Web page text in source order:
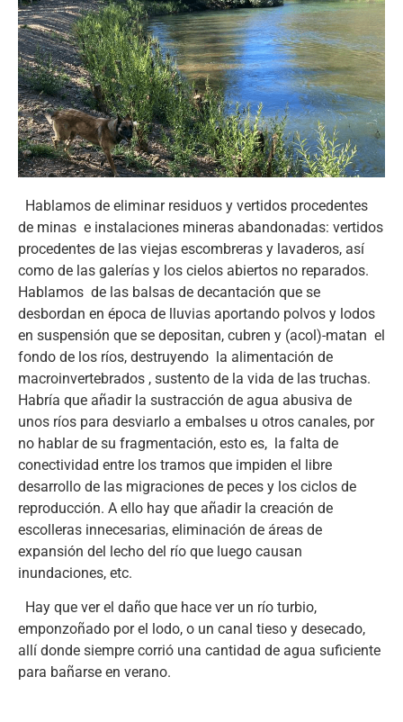
Hablamos de eliminar residuos y vertidos procedentes
de minas e instalaciones mineras abandonadas: vertidos
procedentes de las viejas escombreras y lavaderos, así
como de las galerías y los cielos abiertos no reparados.
Hablamos de las balsas de decantación que se
desbordan en época de lluvias aportando polvos y lodos
en suspensión que se depositan, cubren y (acol)-matan el
fondo de los ríos, destruyendo la alimentación de
macroinvertebrados , sustento de la vida de las truchas.
Habría que añadir la sustracción de agua abusiva de
unos ríos para desviarlo a embalses u otros canales, por
no hablar de su fragmentación, esto es, la falta de
conectividad entre los tramos que impiden el libre
desarrollo de las migraciones de peces y los ciclos de
reproducción. A ello hay que añadir la creación de
escolleras innecesarias, eliminación de áreas de
expansión del lecho del río que luego causan
inundaciones, etc.
Hay que ver el daño que hace ver un río turbio,
emponzoñado por el lodo, o un canal tieso y desecado,
allí donde siempre corrió una cantidad de agua suficiente
para bañarse en verano.